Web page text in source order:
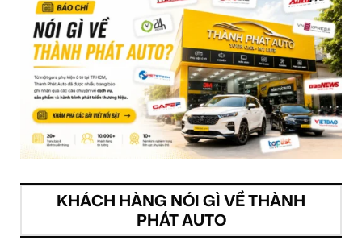
KHÁCH HÀNG NÓI GÌ VỀ THÀNH
PHÁT AUTO